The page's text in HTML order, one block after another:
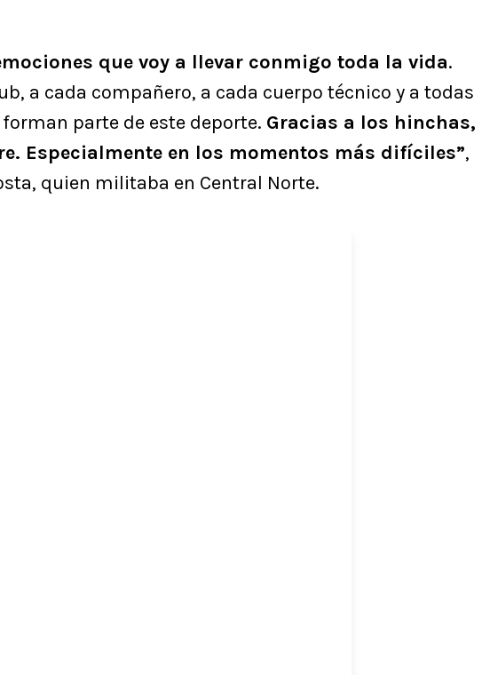
que voy a llevar conmigo toda la vida.
a cada compañero, a cada cuerpo técnico y a todas
parte de este deporte. Gracias a los hinchas,
Especialmente en los momentos más difíciles”,
quien militaba en Central Norte.